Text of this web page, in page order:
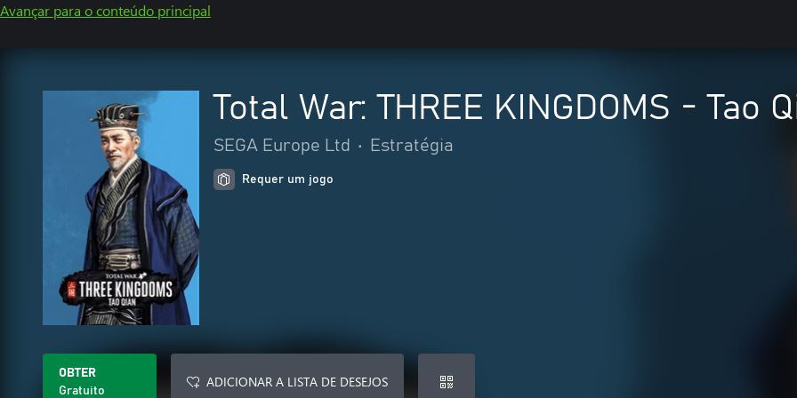
Avançar para o conteúdo principal
Total War: THREE KINGDOMS - Tao
SEGA Europe Ltd • Estratégia
Requer um jogo
OBTER
Gratuito
ADICIONAR A LISTA DE DESEJOS